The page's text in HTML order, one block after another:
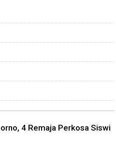
4 Remaja Perkosa Siswi